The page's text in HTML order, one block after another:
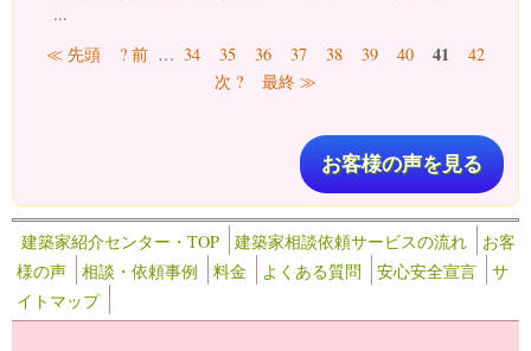
...
ページ
≪ 先頭 ? 前 … 34 35 36 37 38 39 40 41
42
次 ?
最終 ≫
お客様の声を見る
建築家紹介センター・TOP 建築家相談依頼サービスの流れ
お客
様の声
相談・依頼事例 料金 よくある質問 安心安全宣言
サ
イトマップ